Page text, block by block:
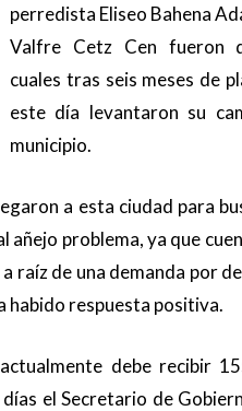
perredista Eliseo Bahena
Valfre Cetz Cen fueron
cuales tras seis meses de
este día levantaron su
municipio.
a esta ciudad para
problema, ya que
raíz de una demanda por
habido respuesta positiva.
debe recibir
el Secretario de